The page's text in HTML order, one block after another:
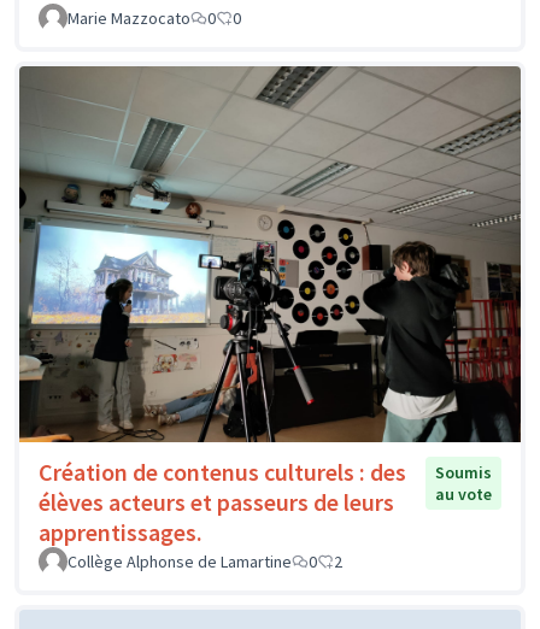
Marie Mazzocato
0 0
Création de contenus culturels : des
élèves acteurs et passeurs de leurs
apprentissages.
Soumis
au vote
Collège Alphonse de Lamartine 0 2